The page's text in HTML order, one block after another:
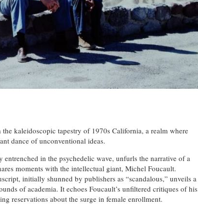
kaleidoscopic tapestry of 1970s California, a realm where
dance of unconventional ideas.
in the psychedelic wave, unfurls the narrative of a
moments with the intellectual giant, Michel Foucault.
initially shunned by publishers as “scandalous,” unveils a
of academia. It echoes Foucault’s unfiltered critiques of his
reservations about the surge in female enrollment.